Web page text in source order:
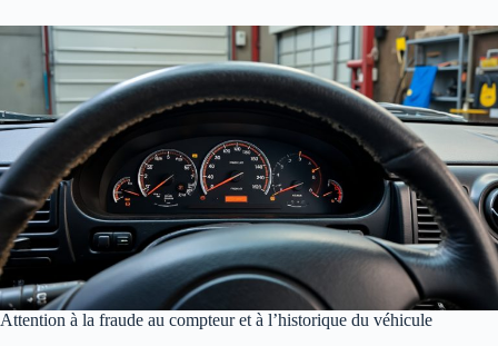
Attention à la fraude au compteur et à l’historique du véhicule